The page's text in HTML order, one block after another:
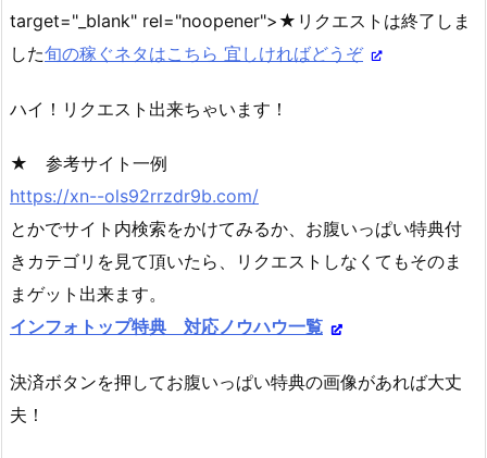
target="_blank" rel="noopener">★リクエストは終了しま
した旬の稼ぐネタはこちら 宜しければどうぞ
ハイ！リクエスト出来ちゃいます！
★ 参考サイト一例
https://xn--ols92rrzdr9b.com/
とかでサイト内検索をかけてみるか、お腹いっぱい特典付
きカテゴリを見て頂いたら、リクエストしなくてもそのま
まゲット出来ます。
インフォトップ特典 対応ノウハウ一覧
決済ボタンを押してお腹いっぱい特典の画像があれば大丈
夫！